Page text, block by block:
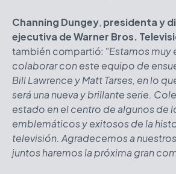
Channing Dungey, presidenta y
ejecutiva de Warner Bros.
también compartió: "Estamos
colaborar con este equipo de
Bill Lawrence y Matt Tarses, en lo
será una nueva y brillante serie.
estado en el centro de algunos de
emblemáticos y exitosos de la
televisión. Agradecemos a
juntos haremos la próxima gran